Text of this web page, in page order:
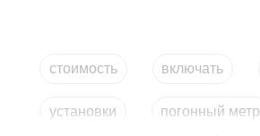
стоимость включать
установки погонный метр